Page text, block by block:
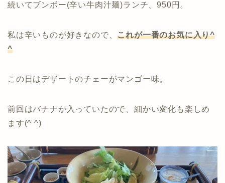
続いてブンボー(辛い牛肉汁麺)ランチ、950円。
私は辛いものが好きなので、これが一番のお気に入り^
^
この日はデザートのチェーがマンゴー味。
前回はバナナが入っていたので、細かい変化も楽しめ
ます(^ ^)